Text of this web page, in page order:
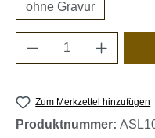
ohne Gravur
Produkt Anzahl:
Zum Merkzettel hinzufügen
Produktnummer: